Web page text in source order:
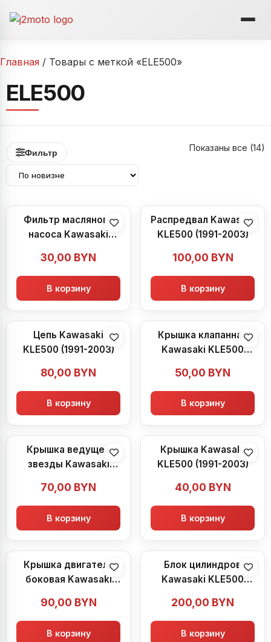
Главная / Товары с меткой «ELE500»
ELE500
Фильтр Показаны все (14)
Фильтр масляного
насоса Kawasaki
30,00 BYN
В корзину
Распредвал Kawasaki
KLE500 (1991-2003)
100,00 BYN
В корзину
Цепь Kawasaki
KLE500 (1991-2003)
80,00 BYN
В корзину
Крышка клапанная
Kawasaki KLE500
50,00 BYN
В корзину
Крышка ведущей
звезды Kawasaki
70,00 BYN
В корзину
Крышка Kawasaki
KLE500 (1991-2003)
40,00 BYN
В корзину
Крышка двигателя
боковая Kawasaki
90,00 BYN
В корзину
Блок цилиндров
Kawasaki KLE500
200,00 BYN
В корзину